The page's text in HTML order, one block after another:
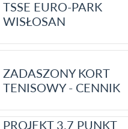
TSSE EURO-PARK
WISŁOSAN
ZADASZONY KORT
TENISOWY - CENNIK
PROJEKT 3.7 PUNKT